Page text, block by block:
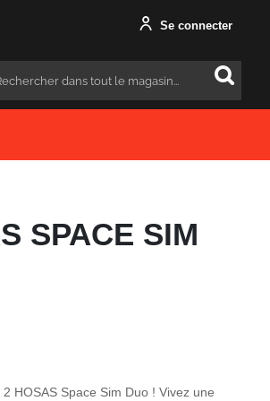
Se connecter
SPACE SIM
HOSAS Space Sim Duo ! Vivez une